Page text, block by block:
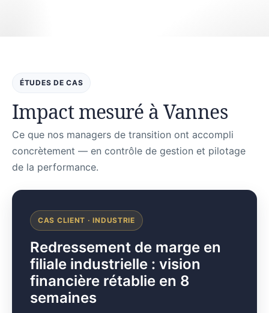
ÉTUDES DE CAS
Impact mesuré à Vannes
Ce que nos managers de transition ont accompli
concrètement — en contrôle de gestion et pilotage
de la performance.
CAS CLIENT · INDUSTRIE
Redressement de marge en
filiale industrielle : vision
financière rétablie en 8
semaines